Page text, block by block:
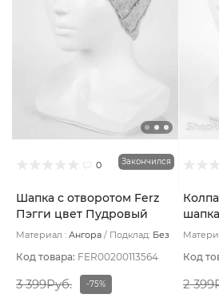
0 Закончился
Шапка с отворотом Ferz
Пэгги цвет Пудровый
Материал : Ангора Подклад: Без
Код товара: FER00200113564
3 399Руб. -75%
Код
2